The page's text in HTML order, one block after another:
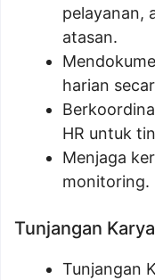
pelayanan,
atasan.
harian
HR untuk
Menjaga
monitoring.
Tunjangan
Tunjangan